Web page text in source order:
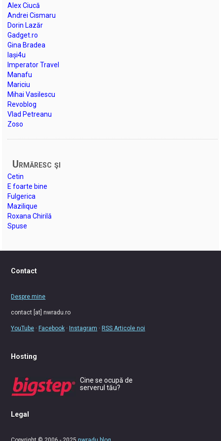
Alex Ciucă
Andrei Cismaru
Dorin Lazăr
Gadget.ro
Gina Bradea
Iași4u
Imperator Travel
Manafu
Mariciu
Mihai Vasilescu
Revoblog
Vlad Petreanu
Zoso
Urmăresc şi
Cetin
E foarte bine
Fulgerica
Mazilique
Roxana Chirilă
Spuse
Contact
Despre mine
contact [at] nwradu.ro
YouTube · Facebook · Instagram · RSS Articole noi
Hosting
Cine se ocupă de
serverul tău?
Legal